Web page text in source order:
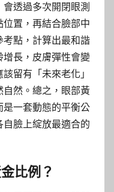
透過多次開閉眼測
置，再結合臉部中
點，計算出最和諧
長，皮膚彈性會變
留有「未來老化」
自然。總之，眼部黃
一套動態的平衡公
臉上綻放最適合的
比例？